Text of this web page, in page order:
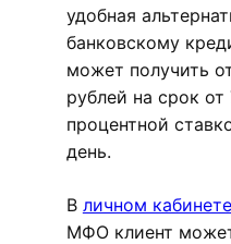
удобная
банковскому
может получить
рублей на срок
процентной
день.
В личном кабинете
МФО клиент